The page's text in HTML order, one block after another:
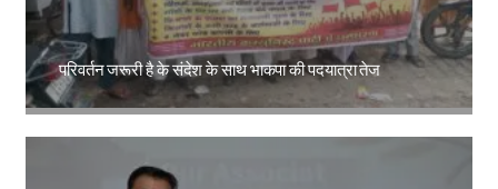
परिवर्तन जरूरी है के संदेश के साथ भाकपा की पदयात्रा तेज
Amit Lekh